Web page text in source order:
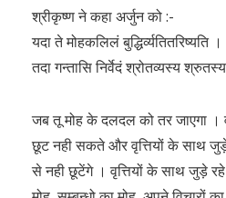
श्रीकृष्ण ने कहा अर्जुन को :-
यदा ते मोहकलिलं बुद्धिर्व्यतितरिष्यति ।
तदा गन्तासि निर्वेदं श्रोतव्यस्य
जब तू मोह के दलदल को तर जाएगा ।
छूट नही सकते और वृत्तियों के साथ
से नही छूटेंगे । वृत्तियों के साथ जुड़े